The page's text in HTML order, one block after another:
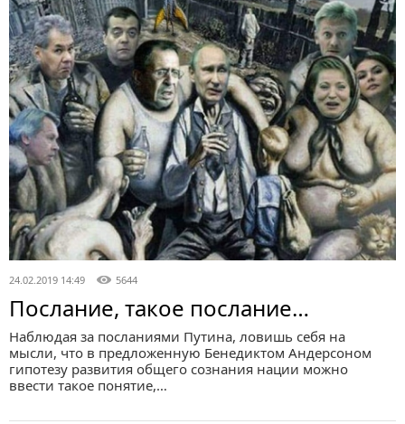
24.02.2019 14:49 5644
Послание, такое послание…
Наблюдая за посланиями Путина, ловишь себя на
мысли, что в предложенную Бенедиктом Андерсоном
гипотезу развития общего сознания нации можно
ввести такое понятие,…